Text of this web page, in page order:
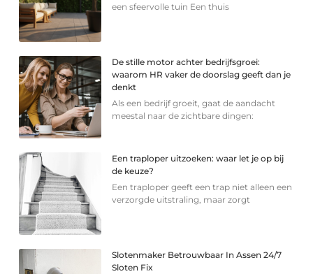
een sfeervolle tuin Een thuis
De stille motor achter bedrijfsgroei:
waarom HR vaker de doorslag geeft dan je
denkt
Als een bedrijf groeit, gaat de aandacht
meestal naar de zichtbare dingen:
Een traploper uitzoeken: waar let je op bij
de keuze?
Een traploper geeft een trap niet alleen een
verzorgde uitstraling, maar zorgt
Slotenmaker Betrouwbaar In Assen 24/7
Sloten Fix